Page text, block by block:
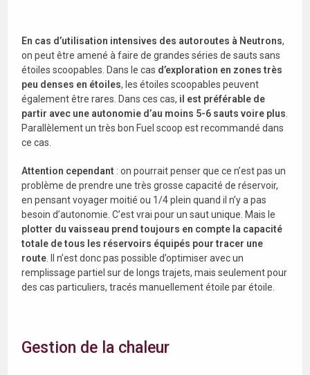
En cas d’utilisation intensives des autoroutes à Neutrons,
on peut être amené à faire de grandes séries de sauts sans
étoiles scoopables. Dans le cas d’exploration en zones très
peu denses en étoiles, les étoiles scoopables peuvent
également être rares. Dans ces cas, il est préférable de
partir avec une autonomie d’au moins 5-6 sauts voire plus
Parallèlement un très bon Fuel scoop est recommandé dans
ce cas.
Attention cependant : on pourrait penser que ce n’est pas un
problème de prendre une très grosse capacité de réservoir,
en pensant voyager moitié ou 1/4 plein quand il n’y a pas
besoin d’autonomie. C’est vrai pour un saut unique. Mais le
plotter du vaisseau prend toujours en compte la capacité
totale de tous les réservoirs équipés pour tracer une
route . Il n’est donc pas possible d’optimiser avec un
remplissage partiel sur de longs trajets, mais seulement pour
des cas particuliers, tracés manuellement étoile par étoile.
Gestion de la chaleur